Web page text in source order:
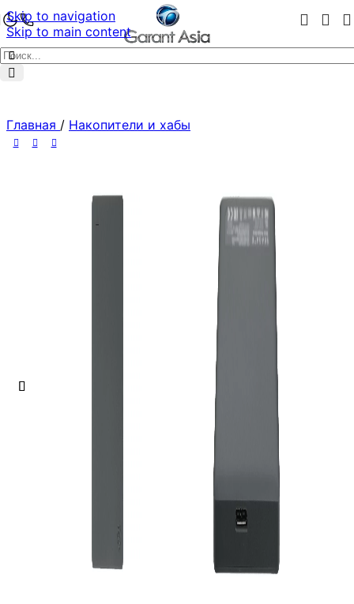
Skip to navigation
Skip to main content
Главная / Накопители и хабы